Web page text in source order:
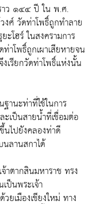
าว ๑๔๔ ปี ใน พ.ศ.
ศ์ วัดท่าโพธิ์ถูกทำลาย
ะโฮร์ ในสงครามการ
าโพธิ์ถูกเผาเสียหายจน
เรียกวัดท่าโพธิ์แห่งนั้น
านะท่าที่ใช้ในการ
ะเป็นสายน้ำที่เชื่อมต่อ
นไปยังคลองท่าดี
ลานสกาได้
าตากสินมหาราช ทรง
ป็นพระเจ้า
ยเมืองเชียงใหม่ ทาง